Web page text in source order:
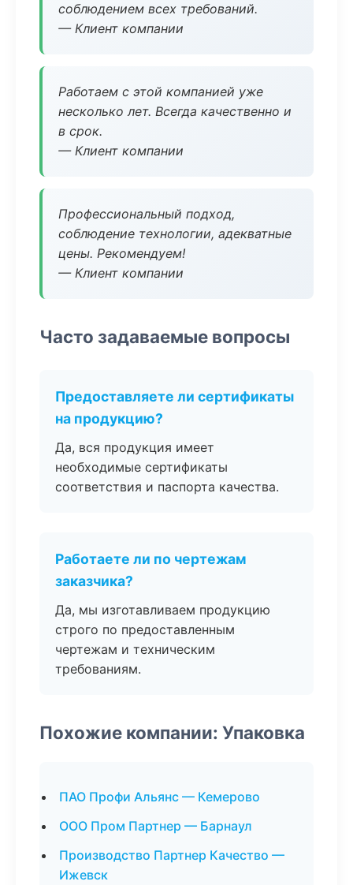
соблюдением всех требований.
— Клиент компании
Работаем с этой компанией уже
несколько лет. Всегда качественно и
в срок.
— Клиент компании
Профессиональный подход,
соблюдение технологии, адекватные
цены. Рекомендуем!
— Клиент компании
Часто задаваемые вопросы
Предоставляете ли сертификаты
на продукцию?
Да, вся продукция имеет
необходимые сертификаты
соответствия и паспорта качества.
Работаете ли по чертежам
заказчика?
Да, мы изготавливаем продукцию
строго по предоставленным
чертежам и техническим
требованиям.
Похожие компании: Упаковка
ПАО Профи Альянс — Кемерово
ООО Пром Партнер — Барнаул
Производство Партнер Качество —
Ижевск